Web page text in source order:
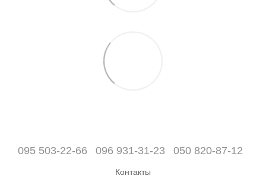
095 503-22-66 096 931-31-23 050 820-87-12
Контакты